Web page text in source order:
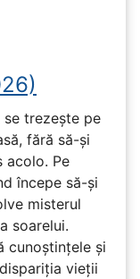
se trezește pe
fără să-și
acolo. Pe
începe să-și
misterul
soarelui.
cunoștințele și
vieții